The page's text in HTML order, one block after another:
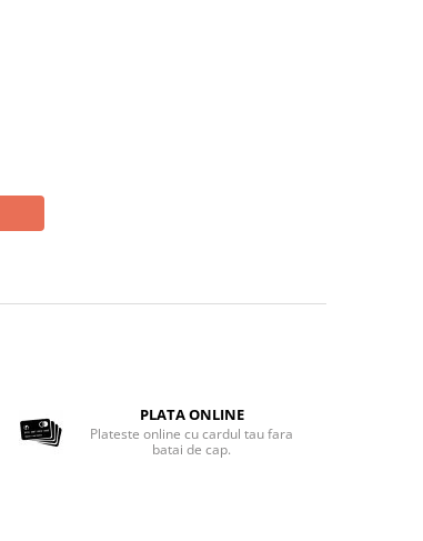
PLATA ONLINE
Plateste online cu cardul tau fara
batai de cap.